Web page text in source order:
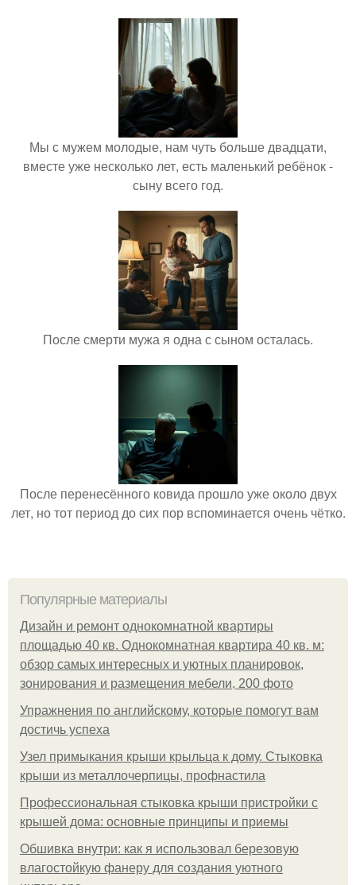
Мы с мужем молодые, нам чуть больше двадцати,
вместе уже несколько лет, есть маленький ребёнок -
сыну всего год.
После смерти мужа я одна с сыном осталась.
После перенесённого ковида прошло уже около двух
лет, но тот период до сих пор вспоминается очень чётко.
Популярные материалы
Дизайн и ремонт однокомнатной квартиры
площадью 40 кв. Однокомнатная квартира 40 кв. м:
обзор самых интересных и уютных планировок,
зонирования и размещения мебели, 200 фото
Упражнения по английскому, которые помогут вам
достичь успеха
Узел примыкания крыши крыльца к дому. Стыковка
крыши из металлочерпицы, профнастила
Профессиональная стыковка крыши пристройки с
крышей дома: основные принципы и приемы
Обшивка внутри: как я использовал березовую
влагостойкую фанеру для создания уютного